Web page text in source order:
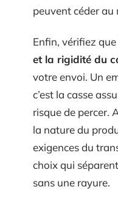
peuvent céder au
Enfin, vérifiez que
et la rigidité du
votre envoi. Un
c’est la casse
risque de percer.
la nature du
exigences du
choix qui
sans une rayure.